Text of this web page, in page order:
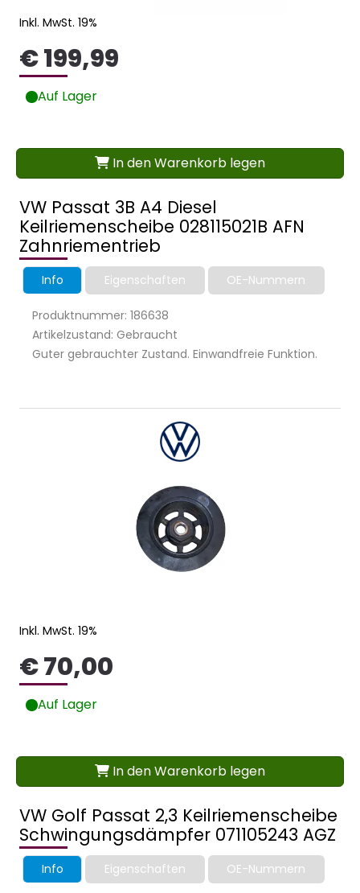
VW Passat 3B A4 Diesel
Keilriemenscheibe 028115021B AFN
Zahnriementrieb
Info Eigenschaften OE-Nummern
Produktnummer: 186638
Artikelzustand: Gebraucht
Guter gebrauchter Zustand. Einwandfreie Funktion.
Inkl. MwSt. 19%
€ 199,99
Auf Lager
In den Warenkorb legen
VW Golf Passat 2,3 Keilriemenscheibe
Schwingungsdämpfer 071105243 AGZ
Info Eigenschaften OE-Nummern
Inkl. MwSt. 19%
€ 70,00
Auf Lager
In den Warenkorb legen